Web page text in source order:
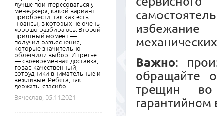
Важно:
обращайте
трещин во
гарантийном
лучше поинтересоваться у
менеджера, какой вариант
приобрести, так как есть
нюансы, в которых не очень
хорошо разбираюсь. Второй
приятный момент —
получил разъяснения,
которые значительно
облегчили выбор. И третье
— своевременная доставка,
товар качественный,
сотрудники внимательные и
вежливые. Ребята, так
держать, спасибо.
Вячеслав, 05.11.2021